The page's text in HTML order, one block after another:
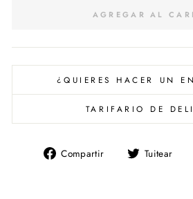
AGREGAR AL
¿QUIERES HACER UN
TARIFARIO DE
Compartir
CompartirTuitear